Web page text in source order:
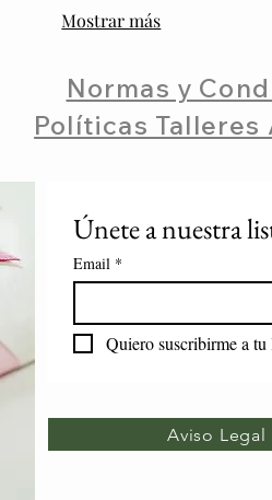
deseadas.
Mostrar más
Normas y
Políticas
Únete a nuestra
Email *
Quiero suscribirme a tu
Aviso Legal